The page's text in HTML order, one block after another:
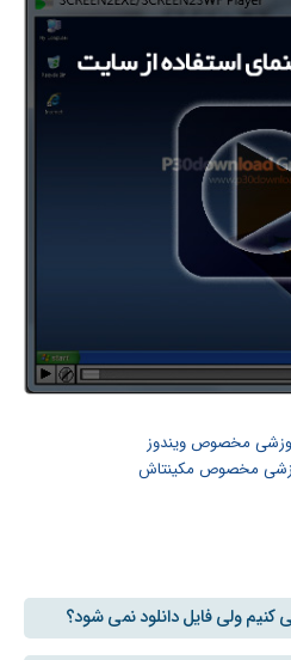
مخصوص ویندوز
مخصوص مکینتاش
کنیم ولی فایل دانلود نمی شود؟